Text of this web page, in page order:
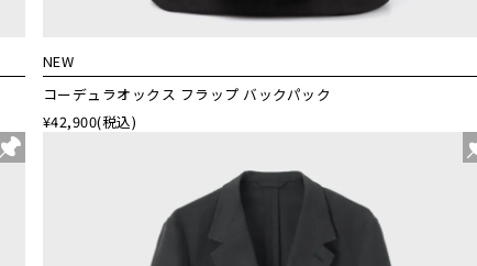
NEW
コーデュラオックス フラップ バックパック
¥42,900(税込)